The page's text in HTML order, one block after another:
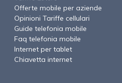
Offerte mobile per aziende
Opinioni Tariffe cellulari
Guide telefonia mobile
Faq telefonia mobile
Internet per tablet
Chiavetta internet